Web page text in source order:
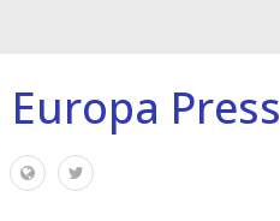
Europa Press